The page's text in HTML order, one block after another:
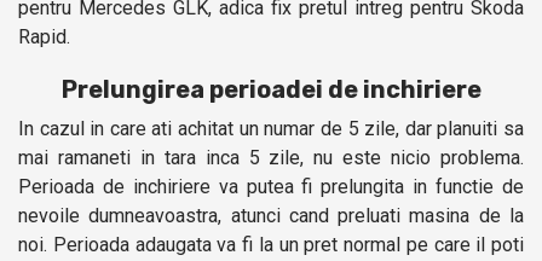
pentru Mercedes GLK, adica fix pretul intreg pentru Skoda
Rapid.
Prelungirea perioadei de inchiriere
In cazul in care ati achitat un numar de 5 zile, dar planuiti sa
mai ramaneti in tara inca 5 zile, nu este nicio problema.
Perioada de inchiriere va putea fi prelungita in functie de
nevoile dumneavoastra, atunci cand preluati masina de la
noi. Perioada adaugata va fi la un pret normal pe care il poti